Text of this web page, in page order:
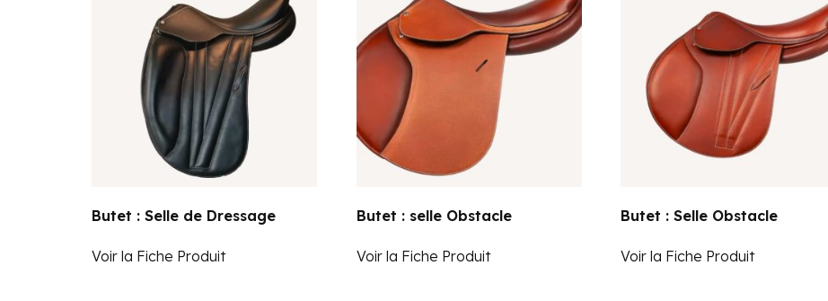
Butet : Selle de Dressage
Voir la Fiche Produit
Butet : selle Obstacle
Voir la Fiche Produit
Butet : Selle Obstacle
Voir la Fiche Produit